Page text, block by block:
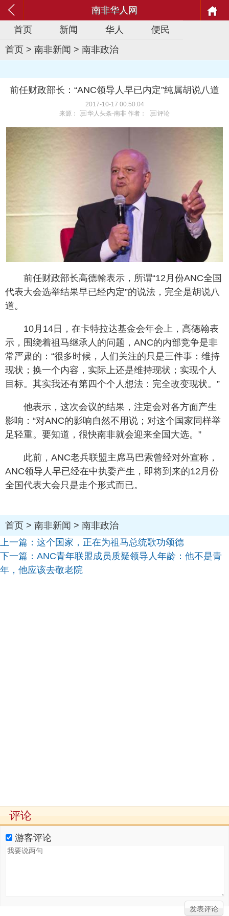
南非华人网
首页
新闻 华人
便民
首页 > 南非新闻 > 南非政治
前任财政部长：“ANC领导人早已内定”纯属胡说八道
2017-10-17 00:50:04
来源：
华人头条-南非 作者： 评论
前任财政部长高德翰表示，所谓“12 月份ANC全国
代表大会选举结果早已经内定”的说法，完全是胡说八
道。
10月 14 日，在卡特拉达基金会年会上，高德翰表
示，围绕着祖马继承人的问题， ANC的内部竞争是非
常严肃的：“很多时候，人们关注的只是三件事：维持
现状；换一个内容，实际上还是维持现状；实现个人
目标。其实我还有第四个个人想法：完全改变现状。”
他表示，这次会议的结果，注定会对各方面产生
影响：“对ANC的影响自然不用说；对这个国家同样举
足轻重。要知道，很快南非就会迎来全国大选。”
此前， ANC老兵联盟主席马巴索曾经对外宣称，
ANC领导人早已经在中执委产生，即将到来的12 月份
全国代表大会只是走个形式而已。
首页 > 南非新闻 > 南非政治
上一篇： 这个国家，正在为祖马总统歌功颂德
下一篇： ANC青年联盟成员质疑领导人年龄：他不是青
年，他应该去敬老院
评论
游客评论